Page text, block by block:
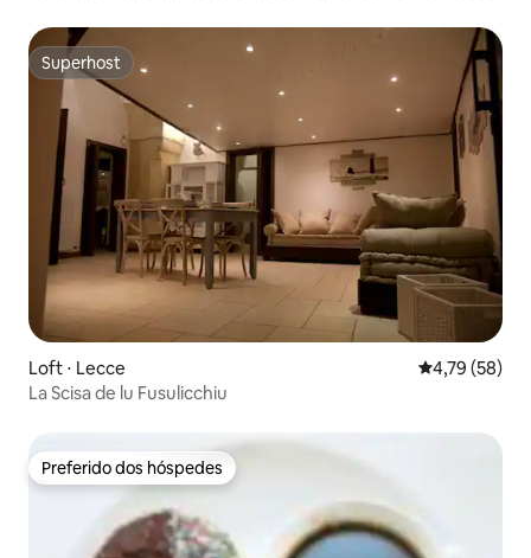
Superhost
Superhost
Loft ⋅ Lecce 4,79 de uma
4,79 (58)
La Scisa de lu Fusulicchiu
Preferido dos hóspedes
Preferido dos hóspedes